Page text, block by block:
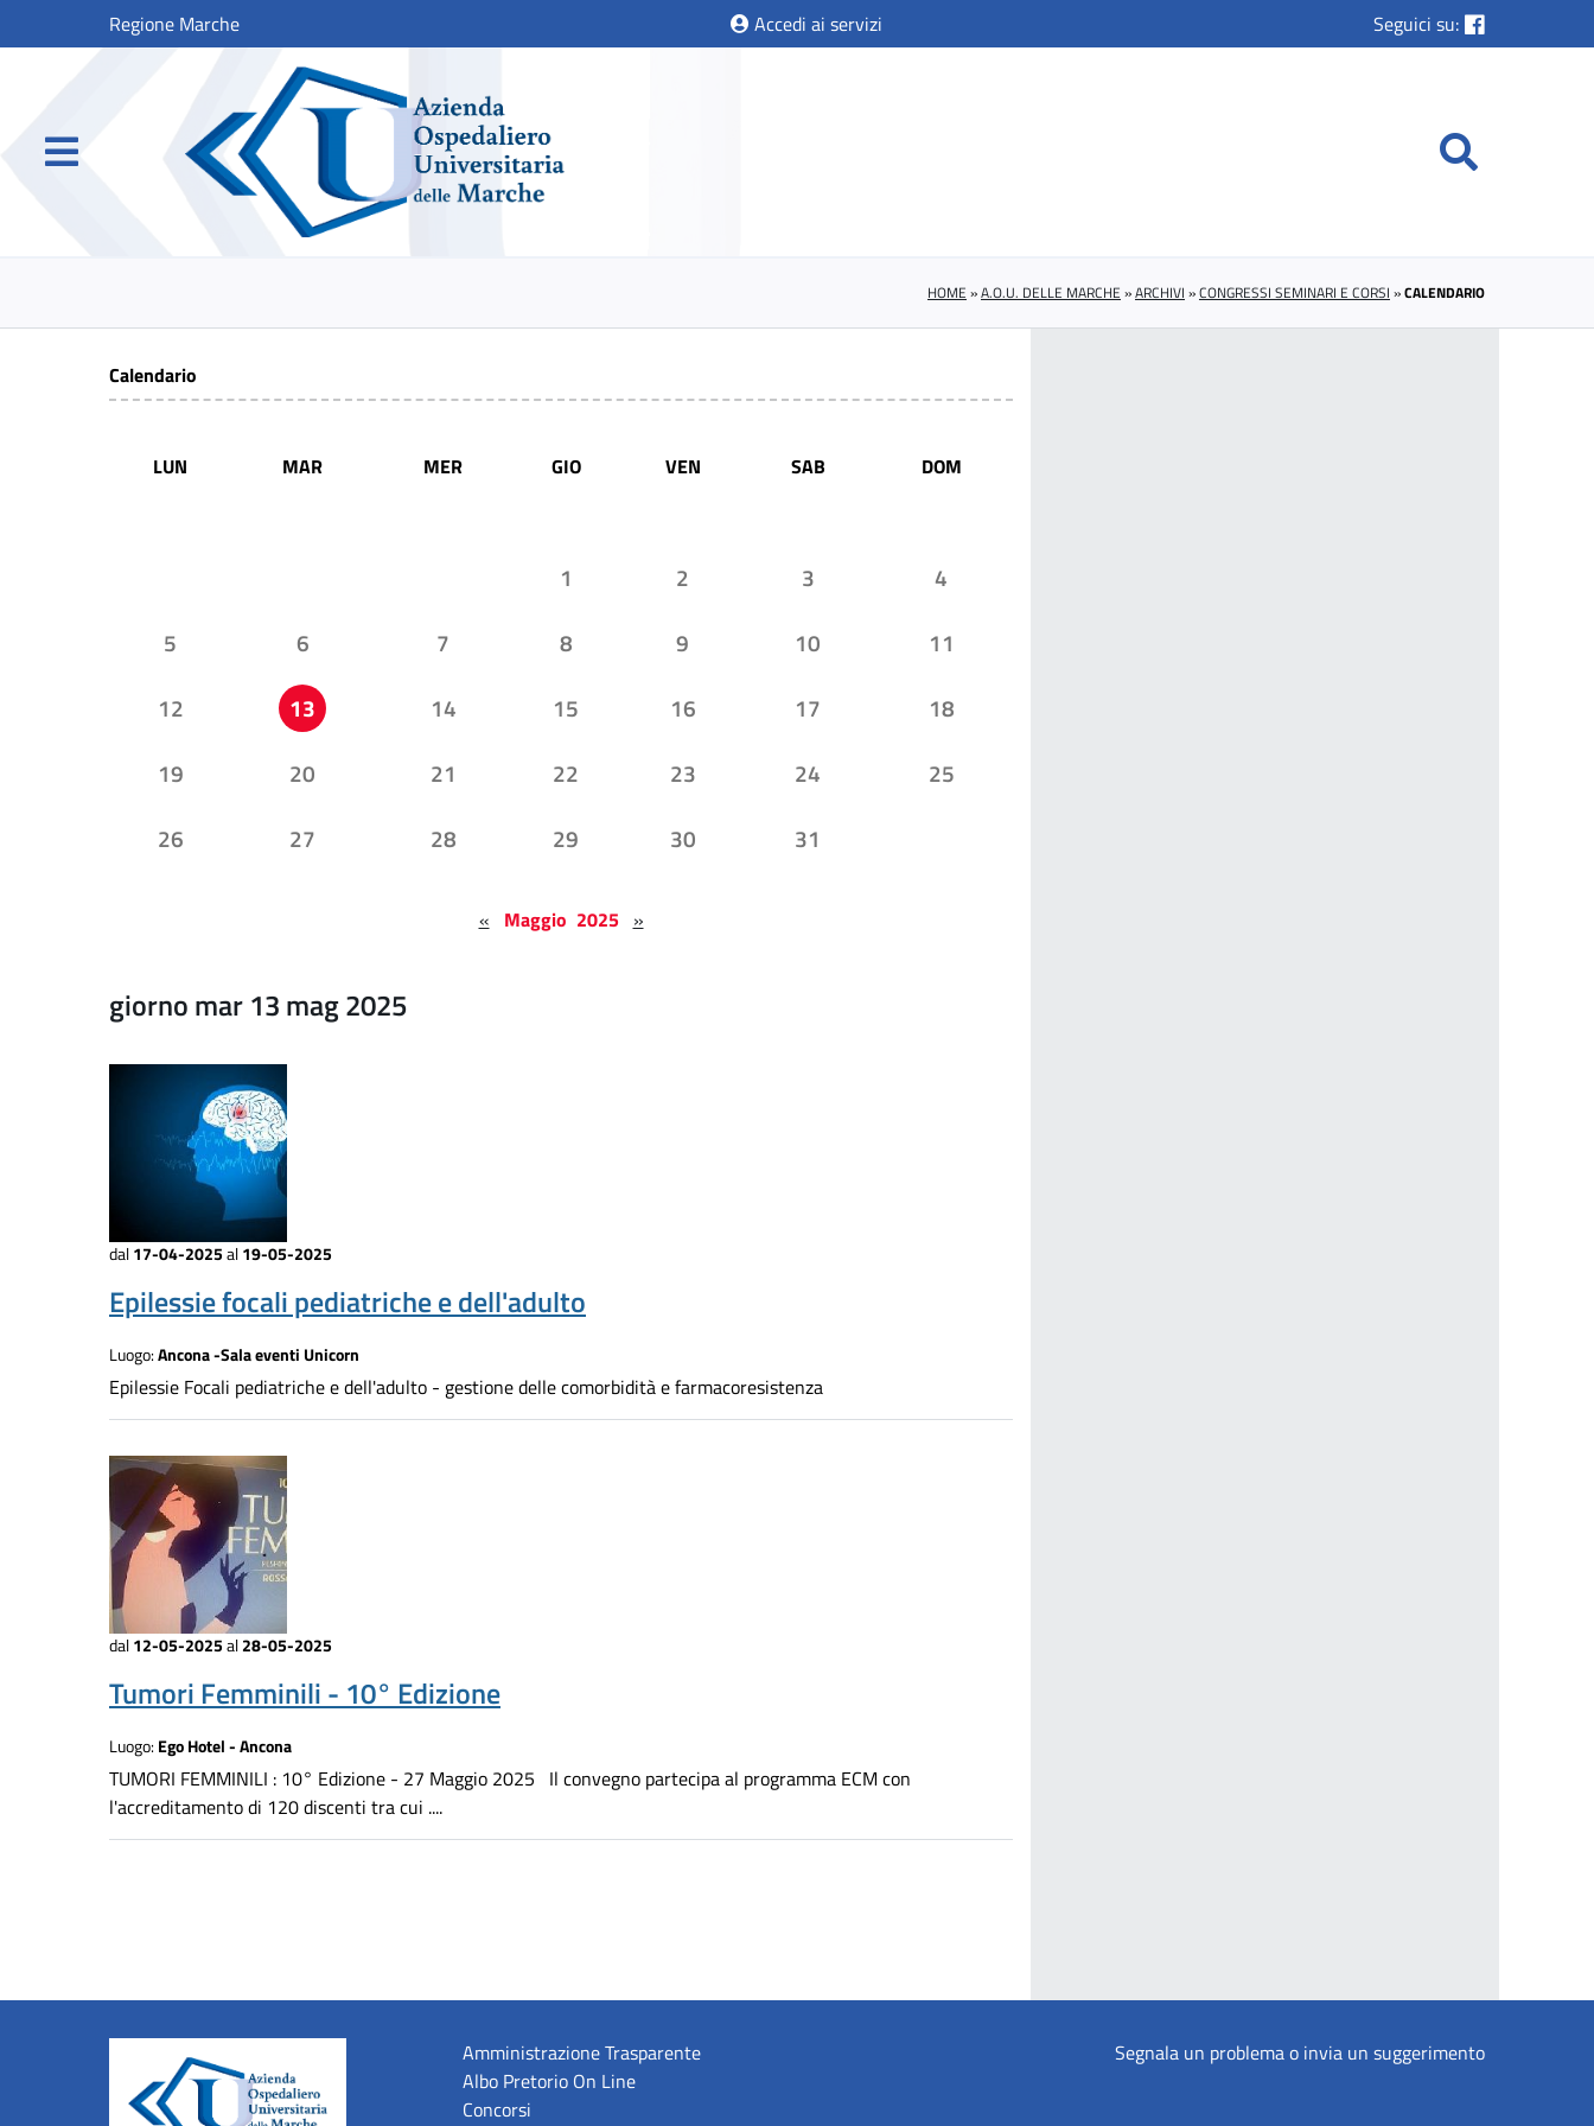
Regione Marche Accedi ai servizi Seguici su:
HOME »A.O.U. DELLE MARCHE »ARCHIVI »CONGRESSI SEMINARI E CORSI »CALENDARIO
Calendario
LUN MAR MER GIO VEN SAB DOM
1 2 3
4
5
6 7 8 9 10
11
12
13 14 15 16 17
18
19
20 21 22 23 24
25
26
27 28 29 30 31
« Maggio 2025 »
giorno mar 13 mag 2025
dal 17-04-2025 al 19-05-2025
Epilessie focali pediatriche e dell'adulto
Luogo:Ancona -Sala eventi Unicorn
Epilessie Focali pediatriche e dell'adulto - gestione delle comorbidità e farmacoresistenza
dal 12-05-2025 al28-05-2025
Tumori Femminili - 10° Edizione
Luogo: Ego Hotel - Ancona
TUMORI FEMMINILI : 10° Edizione - 27 Maggio 2025 Il convegno partecipa al programma ECM con
l'accreditamento di 120 discenti tra cui ....
Amministrazione Trasparente
Albo Pretorio On Line
Concorsi
Segnala un problema o invia un suggerimento